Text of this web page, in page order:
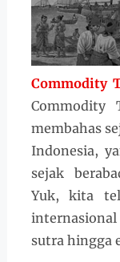
Commodity
Commodity
membahas
Indonesia,
sejak
Yuk, kita
sutra hingga